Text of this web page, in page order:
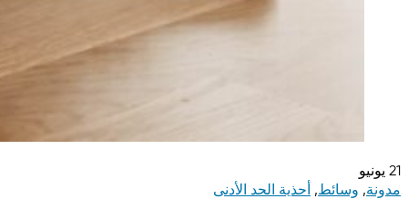
21 يونيو
مدونة, وسائط, أحذية الحد الأدنى